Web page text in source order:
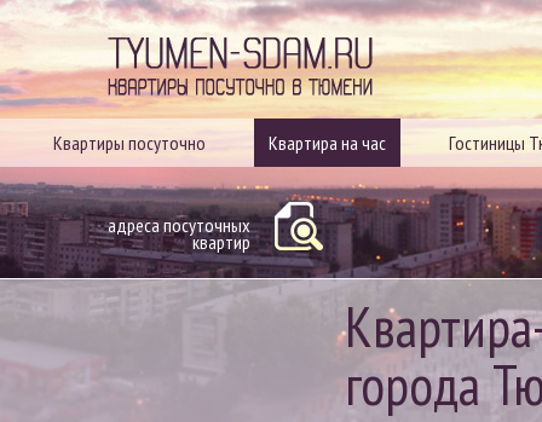
Квартиры посуточно
Квартиры посуточно Квартира на час Гостиницы
адреса посуточных
квартир
города